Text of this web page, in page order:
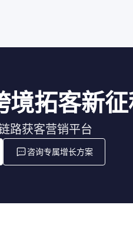
境拓客新
路获客营销平台
咨询专属增长方案